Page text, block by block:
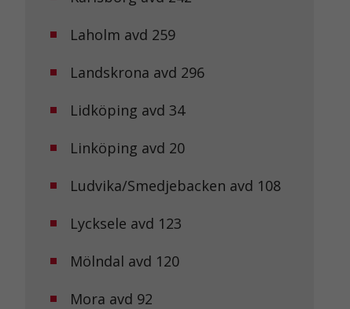
Laholm avd 259
Landskrona avd 296
Lidköping avd 34
Linköping avd 20
Ludvika/Smedjebacken avd 108
Lycksele avd 123
Mölndal avd 120
Mora avd 92